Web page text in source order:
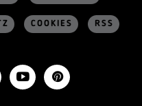
COOKIES RSS